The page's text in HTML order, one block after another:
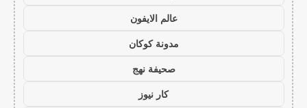
عالم الايفون
مدونة كوكان
صحيفة نهج
كار نيوز